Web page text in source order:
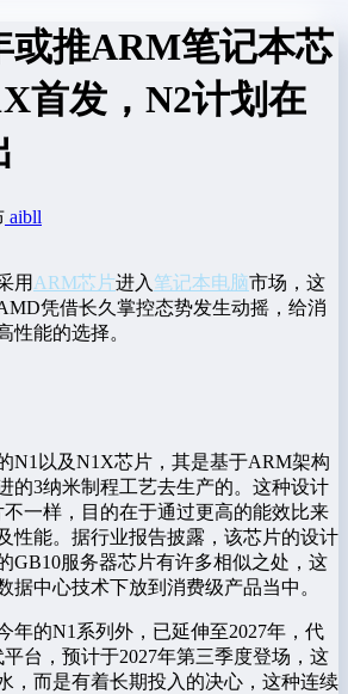
或推ARM笔记本芯
首发，N2计划在
aibll
用 ARM芯片进入 笔记本电脑市场，这
凭借长久掌控态势发生动摇，给消
性能的选择。
N1以及N1X芯片，其是基于ARM架构
的3纳米制程工艺去生产的。这种设计
一样，目的在于通过更高的能效比来
性能。据行业报告披露，该芯片的设计
GB10服务器芯片有许多相似之处，这
据中心技术下放到消费级产品当中。
年的N1系列外，已延伸至2027年，代
台，预计于2027年第三季度登场，这
，而是有着长期投入的决心，这种连续